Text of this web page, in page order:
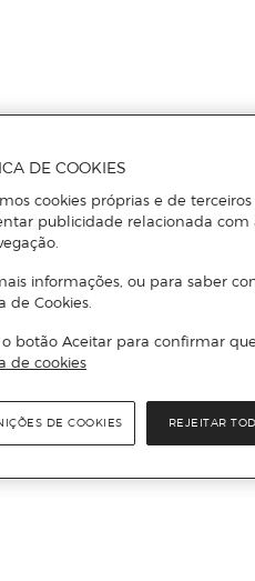
ou
El Corte Inglés.
DE COOKIES
cookies próprias e de
publicidade relacionada com
informações, ou para saber
de Cookies.
botão Aceitar para confirmar
de cookies
REJEITAR
DE COOKIES